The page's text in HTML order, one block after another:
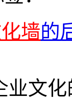
墙的
业文